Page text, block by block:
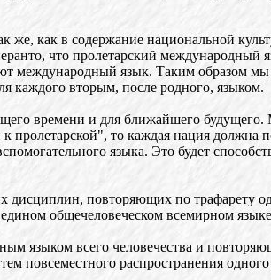
как в содержание национальной
что пролетарский международный
международный язык. Таким образом
каждого вторым, после родного, языком.
времени и для ближайшего
пролетарской", то каждая нация должна
языка. Это будет
повторяющих по трафарету
общечеловеческом всемирном
языком всего человечества и
повсеместного распространения